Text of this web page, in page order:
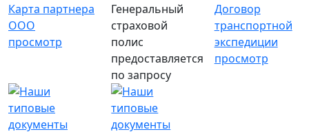
Карта партнера
ООО
просмотр
Генеральный
страховой
полис
предоставляется
по запросу
Договор
транспортной
экспедиции
просмотр